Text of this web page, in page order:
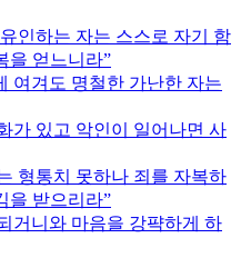
인하는 자는 스스로 자기 함
을 얻느니라
여겨도 명철한 가난한 자는
가 있고 악인이 일어나면 사
형통치 못하나 죄를 자복하
을 받으리라
거니와 마음을 강퍅하게 하